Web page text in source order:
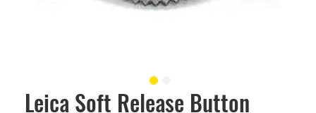
Leica Soft Release Button
Skip